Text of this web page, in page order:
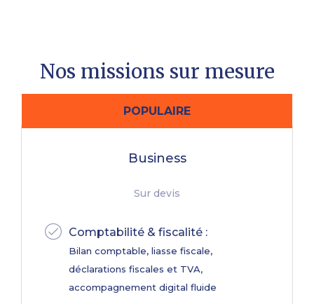
Nos missions sur mesure
POPULAIRE
Business
Sur devis
Comptabilité & fiscalité :
Bilan comptable, liasse fiscale,
déclarations fiscales et TVA,
accompagnement digital fluide